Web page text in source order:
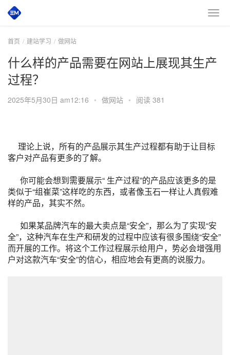
首页 建站学习 做网站
什么样的产品需要在网站上展现其生产
过程？
2025年5月30日 am12:16 • 做网站 • 阅读 381
理论上说，所有的产品展示其生产过程都有助于让目标
客户对产品有更多的了解。
你可能会想到需要展示“ 生产过程”的产品应该更多的是
类似于“组崔菜”这样吃的东西，或者像玉石一样让人真假难
样的产品，其实不然。
如果某品牌汽车的最大卖点是“安全”，那么为了实现“安
全”，这种汽车在生产和研发的过程中应该有很多围绕“安全”
而开展的工作。将这个工作过程展示给用户，势必会增强用
户对这款汽车“安全”的信心，相应地会有更高的说服力。